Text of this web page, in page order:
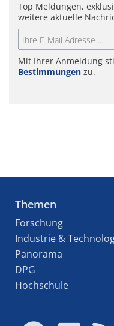
Top Meldungen,
weitere aktuelle
Mit Ihrer Anmeldung
Bestimmungen zu.
Themen
Forschung
Industrie &
Panorama
DPG
Hochschule